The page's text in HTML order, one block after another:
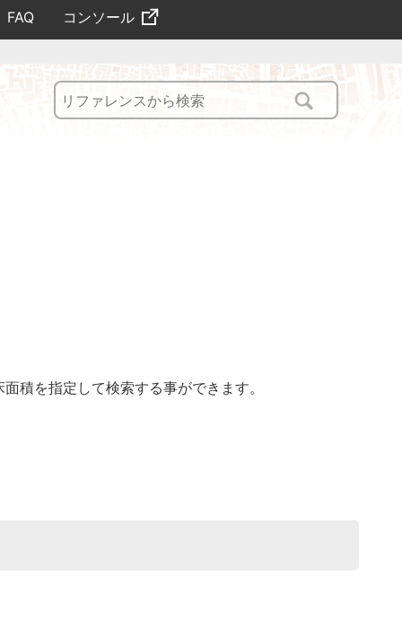
FAQ コンソール
積を指定して検索する事ができます。